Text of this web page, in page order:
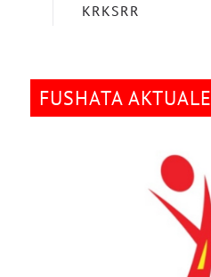
KRKSRR
FUSHATA AKTUALE